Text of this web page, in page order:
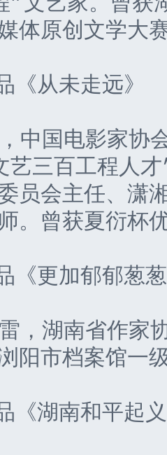
体原创文学大
从未走远》
国电影家协会
艺三百工程人
员会主任、潇
。曾获夏衍杯
更加郁郁葱葱
湖南省作家协
阳市档案馆一
湖南和平起